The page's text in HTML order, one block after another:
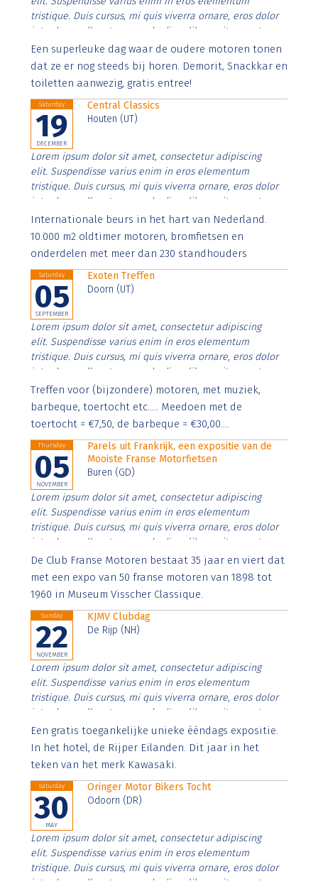
tristique. Duis cursus, mi quis viverra ornare, eros dolor
interdum nulla, ut commodo diam libero vitae erat.
Aenean faucibus nibh et justo cursus id rutrum lorem
imperdiet. Nunc ut sem vitae risus tristique posuere.
Een superleuke dag waar de oudere motoren tonen
dat ze er nog steeds bij horen. Demorit, Snackkar en
toiletten aanwezig, gratis entree!
Saturday
19
DECEMBER
Central Classics
Houten (UT)
Lorem ipsum dolor sit amet, consectetur adipiscing
elit. Suspendisse varius enim in eros elementum
tristique. Duis cursus, mi quis viverra ornare, eros dolor
interdum nulla, ut commodo diam libero vitae erat.
Aenean faucibus nibh et justo cursus id rutrum lorem
imperdiet. Nunc ut sem vitae risus tristique posuere.
Internationale beurs in het hart van Nederland.
10.000 m2 oldtimer motoren, bromfietsen en
onderdelen met meer dan 230 standhouders
Saturday
05
SEPTEMBER
Exoten Treffen
Doorn (UT)
Lorem ipsum dolor sit amet, consectetur adipiscing
elit. Suspendisse varius enim in eros elementum
tristique. Duis cursus, mi quis viverra ornare, eros dolor
interdum nulla, ut commodo diam libero vitae erat.
Aenean faucibus nibh et justo cursus id rutrum lorem
imperdiet. Nunc ut sem vitae risus tristique posuere.
Treffen voor (bijzondere) motoren, met muziek,
barbeque, toertocht etc..... Meedoen met de
toertocht = €7,50, de barbeque = €30,00....
Thursday
05
NOVEMBER
Parels uit Frankrijk, een expositie van de
Mooiste Franse Motorfietsen
Buren (GD)
Lorem ipsum dolor sit amet, consectetur adipiscing
elit. Suspendisse varius enim in eros elementum
tristique. Duis cursus, mi quis viverra ornare, eros dolor
interdum nulla, ut commodo diam libero vitae erat.
Aenean faucibus nibh et justo cursus id rutrum lorem
imperdiet. Nunc ut sem vitae risus tristique posuere.
De Club Franse Motoren bestaat 35 jaar en viert dat
met een expo van 50 franse motoren van 1898 tot
1960 in Museum Visscher Classique.
Sunday
22
NOVEMBER
KJMV Clubdag
De Rijp (NH)
Lorem ipsum dolor sit amet, consectetur adipiscing
elit. Suspendisse varius enim in eros elementum
tristique. Duis cursus, mi quis viverra ornare, eros dolor
interdum nulla, ut commodo diam libero vitae erat.
Aenean faucibus nibh et justo cursus id rutrum lorem
imperdiet. Nunc ut sem vitae risus tristique posuere.
Een gratis toegankelijke unieke ééndags expositie.
In het hotel, de Rijper Eilanden. Dit jaar in het
teken van het merk Kawasaki.
Saturday
30
MAY
Oringer Motor Bikers Tocht
Odoorn (DR)
Lorem ipsum dolor sit amet, consectetur adipiscing
elit. Suspendisse varius enim in eros elementum
tristique. Duis cursus, mi quis viverra ornare, eros dolor
interdum nulla, ut commodo diam libero vitae erat.